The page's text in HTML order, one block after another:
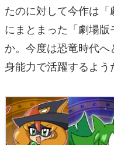
たのに対して今作は
にまとまった「劇場
か。今度は恐竜時代
身能力で活躍するよう